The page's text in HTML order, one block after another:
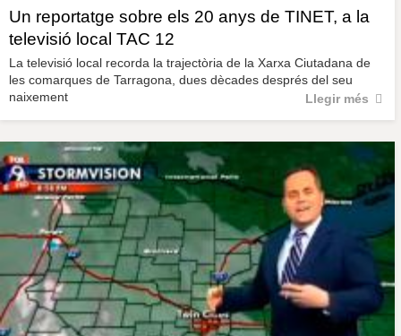
Un reportatge sobre els 20 anys de TINET, a la
televisió local TAC 12
La televisió local recorda la trajectòria de la Xarxa Ciutadana de
les comarques de Tarragona, dues dècades després del seu
naixement
Llegir més